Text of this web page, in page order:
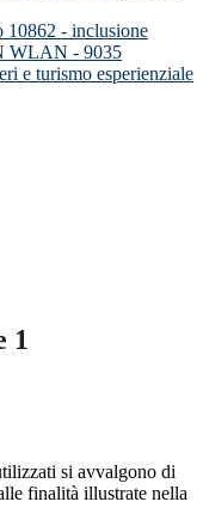
10862 - inclusione
WLAN - 9035
e turismo esperienziale
1
si avvalgono di
finalità illustrate nella